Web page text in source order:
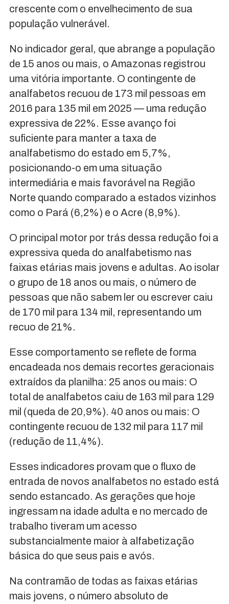
crescente com o envelhecimento de sua
população vulnerável.
No indicador geral, que abrange a população
de 15 anos ou mais, o Amazonas registrou
uma vitória importante. O contingente de
analfabetos recuou de 173 mil pessoas em
2016 para 135 mil em 2025 — uma redução
expressiva de 22%. Esse avanço foi
suficiente para manter a taxa de
analfabetismo do estado em 5,7%,
posicionando-o em uma situação
intermediária e mais favorável na Região
Norte quando comparado a estados vizinhos
como o Pará (6,2%) e o Acre (8,9%).
O principal motor por trás dessa redução foi a
expressiva queda do analfabetismo nas
faixas etárias mais jovens e adultas. Ao isolar
o grupo de 18 anos ou mais, o número de
pessoas que não sabem ler ou escrever caiu
de 170 mil para 134 mil, representando um
recuo de 21%.
Esse comportamento se reflete de forma
encadeada nos demais recortes geracionais
extraídos da planilha: 25 anos ou mais: O
total de analfabetos caiu de 163 mil para 129
mil (queda de 20,9%). 40 anos ou mais: O
contingente recuou de 132 mil para 117 mil
(redução de 11,4%).
Esses indicadores provam que o fluxo de
entrada de novos analfabetos no estado está
sendo estancado. As gerações que hoje
ingressam na idade adulta e no mercado de
trabalho tiveram um acesso
substancialmente maior à alfabetização
básica do que seus pais e avós.
Na contramão de todas as faixas etárias
mais jovens, o número absoluto de